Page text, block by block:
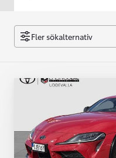
Easy Billån
GR Yaris
BENSIN
Fler sökalternativ